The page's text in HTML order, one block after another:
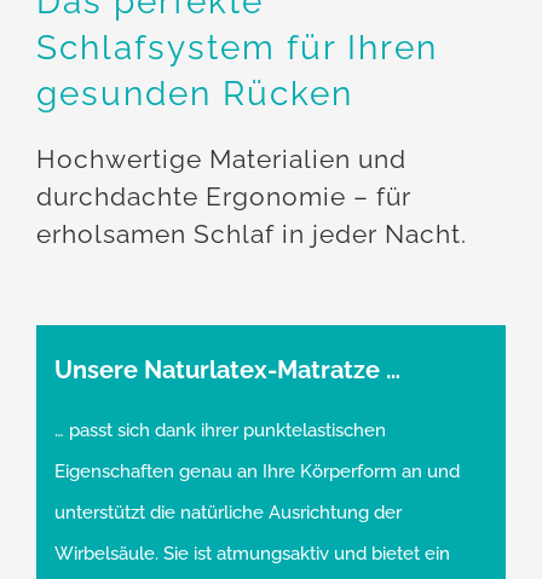
Schlafsystem für Ihren
gesunden Rücken
Hochwertige Materialien und
durchdachte Ergonomie – für
erholsamen Schlaf in jeder Nacht.
Unsere Naturlatex-Matratze …
… passt sich dank ihrer punktelastischen
Eigenschaften genau an Ihre Körperform an und
unterstützt die natürliche Ausrichtung der
Wirbelsäule. Sie ist atmungsaktiv und bietet ein